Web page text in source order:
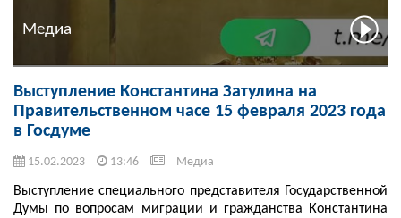
Медиа
Выступление Константина Затулина на
Правительственном часе 15 февраля 2023 года
в Госдуме
15.02.2023 13:46 Медиа
Выступление специального представителя Государственной
Думы по вопросам миграции и гражданства Константина